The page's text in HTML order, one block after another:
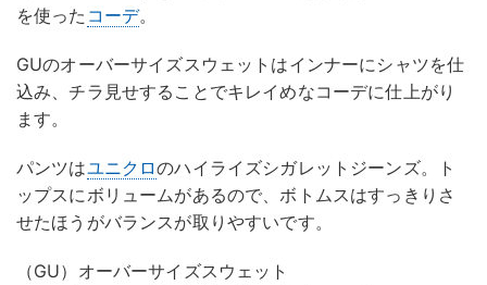
を使った コーデ。
GUのオーバーサイズスウェットはインナーにシャツを仕
込み、チラ見せすることでキレイめなコーデに仕上がり
ます。
パンツはユニクロのハイライズシガレットジーンズ。ト
ップスにボリュームがあるので、ボトムスはすっきりさ
せたほうがバランスが取りやすいです。
（GU）オーバーサイズスウェット